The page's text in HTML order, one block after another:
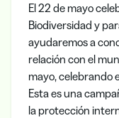
El 22 de mayo
Biodiversidad y
ayudaremos a
relación con el
mayo, celebrando
Esta es una
la protección